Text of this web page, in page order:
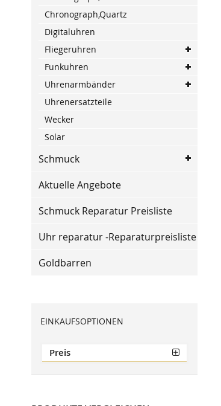
Chronograph,Quartz
Digitaluhren
Fliegeruhren
Funkuhren
Uhrenarmbänder
Uhrenersatzteile
Wecker
Solar
Schmuck
Aktuelle Angebote
Schmuck Reparatur Preisliste
Uhr reparatur -Reparaturpreisliste
Goldbarren
EINKAUFSOPTIONEN
Preis